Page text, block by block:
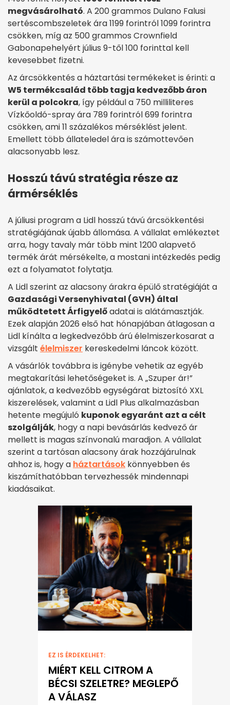
megvásárolható. A 200 grammos Dulano Falusi
sertéscombszeletek ára 1199 forintról 1099 forintra
csökken, míg az 500 grammos Crownfield
Gabonapehelyért július 9-től 100 forinttal kell
kevesebbet fizetni.
Az árcsökkentés a háztartási termékeket is érinti: a
W5 termékcsalád több tagja kedvezőbb áron
kerül a polcokra, így például a 750 milliliteres
Vízkőoldó-spray ára 789 forintról 699 forintra
csökken, ami 11 százalékos mérséklést jelent.
Emellett több állateledel ára is számottevően
alacsonyabb lesz.
Hosszú távú stratégia része az
ármérséklés
A júliusi program a Lidl hosszú távú árcsökkentési
stratégiájának újabb állomása. A vállalat emlékeztet
arra, hogy tavaly már több mint 1200 alapvető
termék árát mérsékelte, a mostani intézkedés pedig
ezt a folyamatot folytatja.
A Lidl szerint az alacsony árakra épülő stratégiáját a
Gazdasági Versenyhivatal (GVH) által
működtetett Árfigyelőadatai is alátámasztják.
Ezek alapján 2026 első hat hónapjában átlagosan a
Lidl kínálta a legkedvezőbb árú élelmiszerkosarat a
vizsgált élelmiszer kereskedelmi láncok között.
A vásárlók továbbra is igénybe vehetik az egyéb
megtakarítási lehetőségeket is. A „Szuper ár!”
ajánlatok, a kedvezőbb egységárat biztosító XXL
kiszerelések, valamint a Lidl Plus alkalmazásban
hetente megújuló kuponok egyaránt azt a célt
szolgálják, hogy a napi bevásárlás kedvező ár
mellett is magas színvonalú maradjon. A vállalat
szerint a tartósan alacsony árak hozzájárulnak
ahhoz is, hogy a háztartások könnyebben és
kiszámíthatóbban tervezhessék mindennapi
kiadásaikat.
EZ IS ÉRDEKELHET:
MIÉRT KELL CITROM A
BÉCSI SZELETRE? MEGLEPŐ
A VÁLASZ